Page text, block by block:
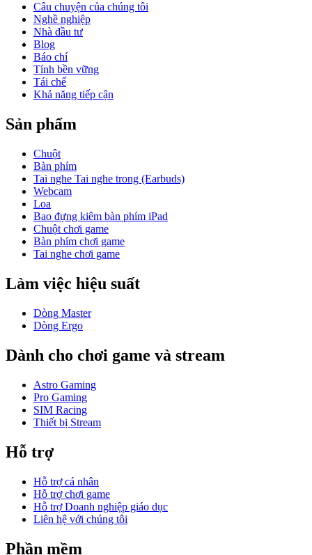
Câu chuyện của chúng tôi
Nghề nghiệp
Nhà đầu tư
Blog
Báo chí
Tính bền vững
Tái chế
Khả năng tiếp cận
Sản phẩm
Chuột
Bàn phím
Tai nghe Tai nghe trong (Earbuds)
Webcam
Loa
Bao đựng kiêm bàn phím iPad
Chuột chơi game
Bàn phím chơi game
Tai nghe chơi game
Làm việc hiệu suất
Dòng Master
Dòng Ergo
Dành cho chơi game và stream
Astro Gaming
Pro Gaming
SIM Racing
Thiết bị Stream
Hỗ trợ
Hỗ trợ cá nhân
Hỗ trợ chơi game
Hỗ trợ Doanh nghiệp giáo dục
Liên hệ với chúng tôi
Phần mềm